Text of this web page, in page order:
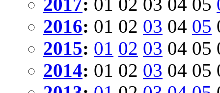
2016: 01 02 03 04 05
2015: 01 02 03 04 05
2014: 01 02 03 04 05